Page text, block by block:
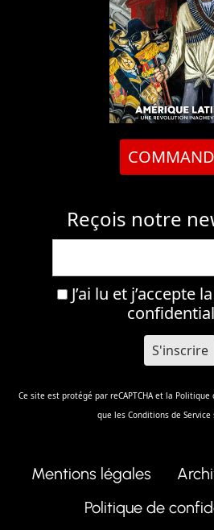
Reçois notre
J’ai lu et j’accepte la
Ce site est protégé par reCAPTCHA et la Politique
que les Conditions de Service
Mentions légales
Politique de